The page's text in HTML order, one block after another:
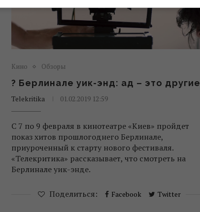
Кино Обзоры
? Берлинале уик-энд: ад – это другие
Telekritika 01.02.2019 12:59
С 7 по 9 февраля в кинотеатре «Киев» пройдет
показ хитов прошлогоднего Берлинале,
приуроченный к старту нового фестиваля.
«Телекритика» рассказывает, что смотреть на
Берлинале уик-энде.
Поделиться: Facebook Twitter